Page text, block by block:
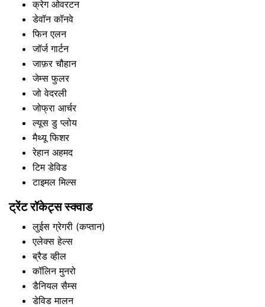
क्रेग ओवरटन
डेवॉन कॉनवे
फिन एलन
जॉर्ज गार्टन
जाफ़र चौहान
जेम्स फुलर
जो वेदरली
जोफ्रा आर्चर
ल्यूस डु प्लोय
मैथ्यू फिशर
रेहान अहमद
टिम डेविड
टाइमल मिल्स
ट्रेंट रॉकेट्स स्क्वाड
लुईस ग्रेगरी (कप्तान)
एलेक्स हेल्स
ब्रैड व्हील
कॉलिन मुनरो
डैनियल सैम्स
डेविड मालन